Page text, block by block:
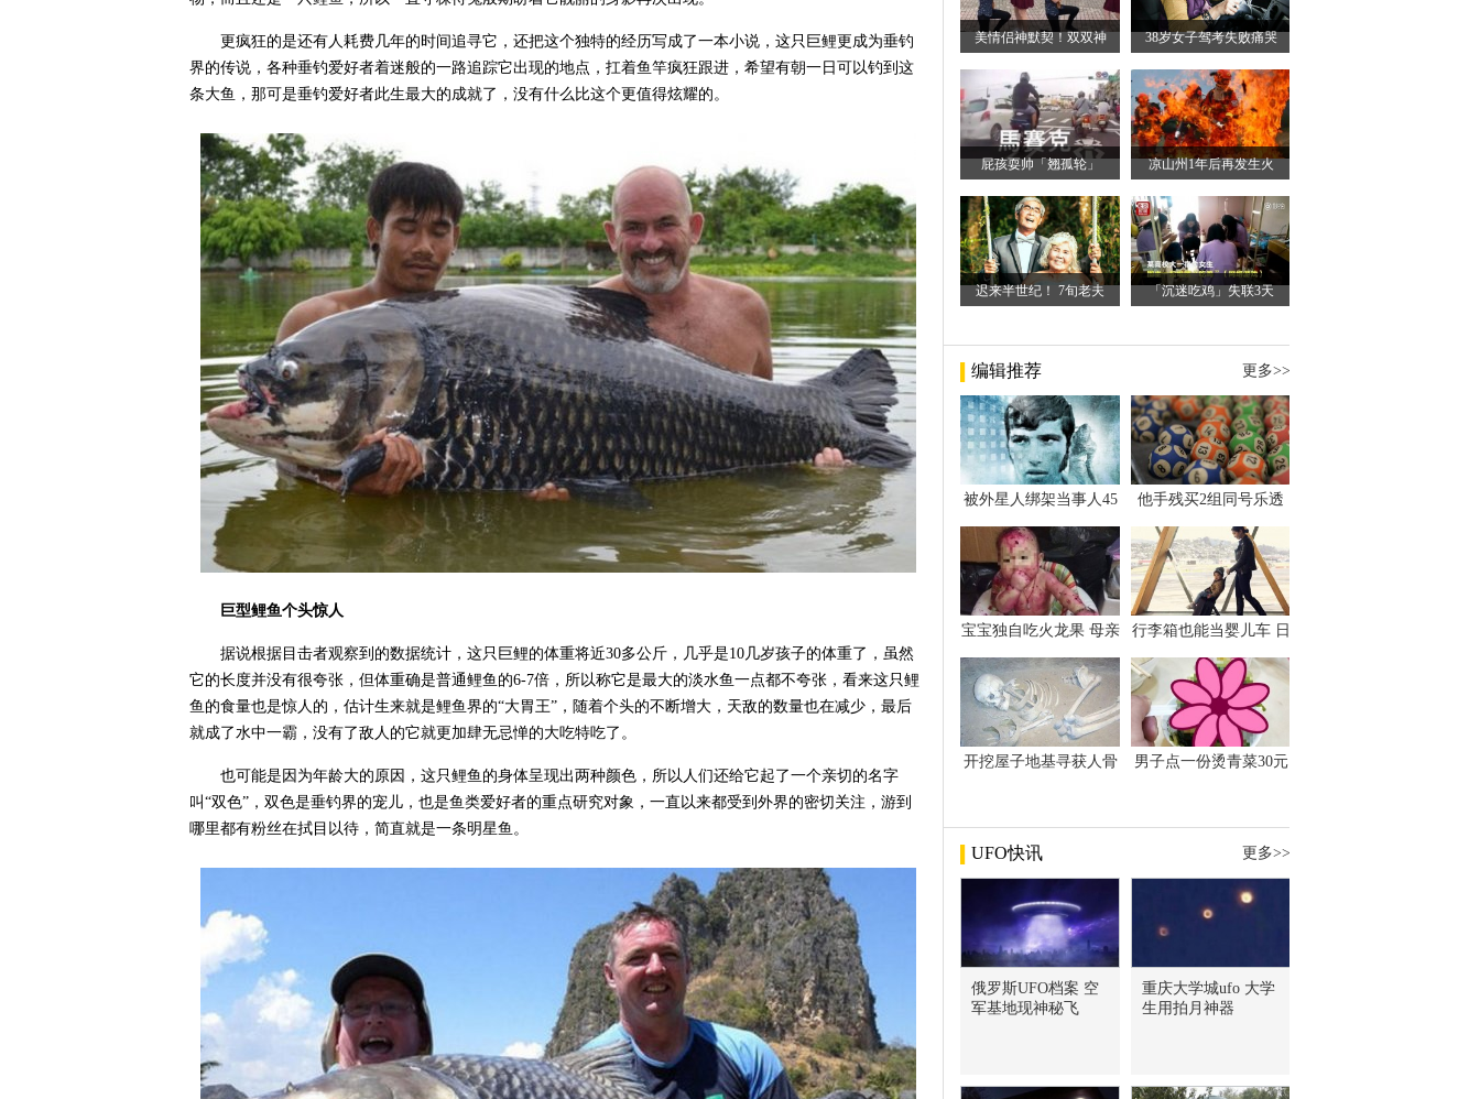
更疯狂的是还有人耗费几年的时间追寻它，还把这个独特的经历写成了一本小说，这只巨鲤更成为垂钓
界的传说，各种垂钓爱好者着迷般的一路追踪它出现的地点，扛着鱼竿疯狂跟进，希望有朝一日可以钓到这
条大鱼，那可是垂钓爱好者此生最大的成就了，没有什么比这个更值得炫耀的。
巨型鲤鱼个头惊人
据说根据目击者观察到的数据统计，这只巨鲤的体重将近30多公斤，几乎是10几岁孩子的体重了，虽然
它的长度并没有很夸张，但体重确是普通鲤鱼的6-7倍，所以称它是最大的淡水鱼一点都不夸张，看来这只鲤
鱼的食量也是惊人的，估计生来就是鲤鱼界的“大胃王”，随着个头的不断增大，天敌的数量也在减少，最后
就成了水中一霸，没有了敌人的它就更加肆无忌惮的大吃特吃了。
也可能是因为年龄大的原因，这只鲤鱼的身体呈现出两种颜色，所以人们还给它起了一个亲切的名字
叫“双色”，双色是垂钓界的宠儿，也是鱼类爱好者的重点研究对象，一直以来都受到外界的密切关注，游到
哪里都有粉丝在拭目以待，简直就是一条明星鱼。
美情侣神默契！双双神 38岁女子驾考失败痛哭
屁孩耍帅「翘孤轮」 凉山州1年后再发生火
迟来半世纪！ 7旬老夫 「沉迷吃鸡」失联3天
编辑推荐 更多>>
被外星人绑架当事人45
斯卡古拉事件
他手残买2组同号乐透
万
宝宝独自吃火龙果 母亲
行李箱也能当婴儿车 日
开挖屋子地基寻获人骨
男子点一份烫青菜30元
UFO快讯 更多>>
俄罗斯UFO档案 空
军基地现神秘飞
重庆大学城ufo 大学
生用拍月神器